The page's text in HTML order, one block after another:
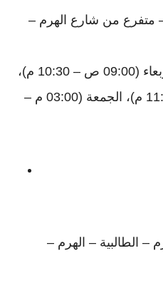
– متفرع من شارع الهرم –
⏰ المواعيد: السبت – الأربعاء (09:00 ص – 10:30 م)،
الخميس (09:00 ص – 11:30 م)، الجمعة (03:00 م –
– الطالبية – الهرم –